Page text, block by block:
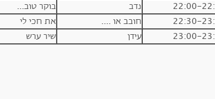
22:00-
נדב
בוקר טוב...
22:30-
חובב או ....
את חכי לי
23:00-
עידן שיר ערש